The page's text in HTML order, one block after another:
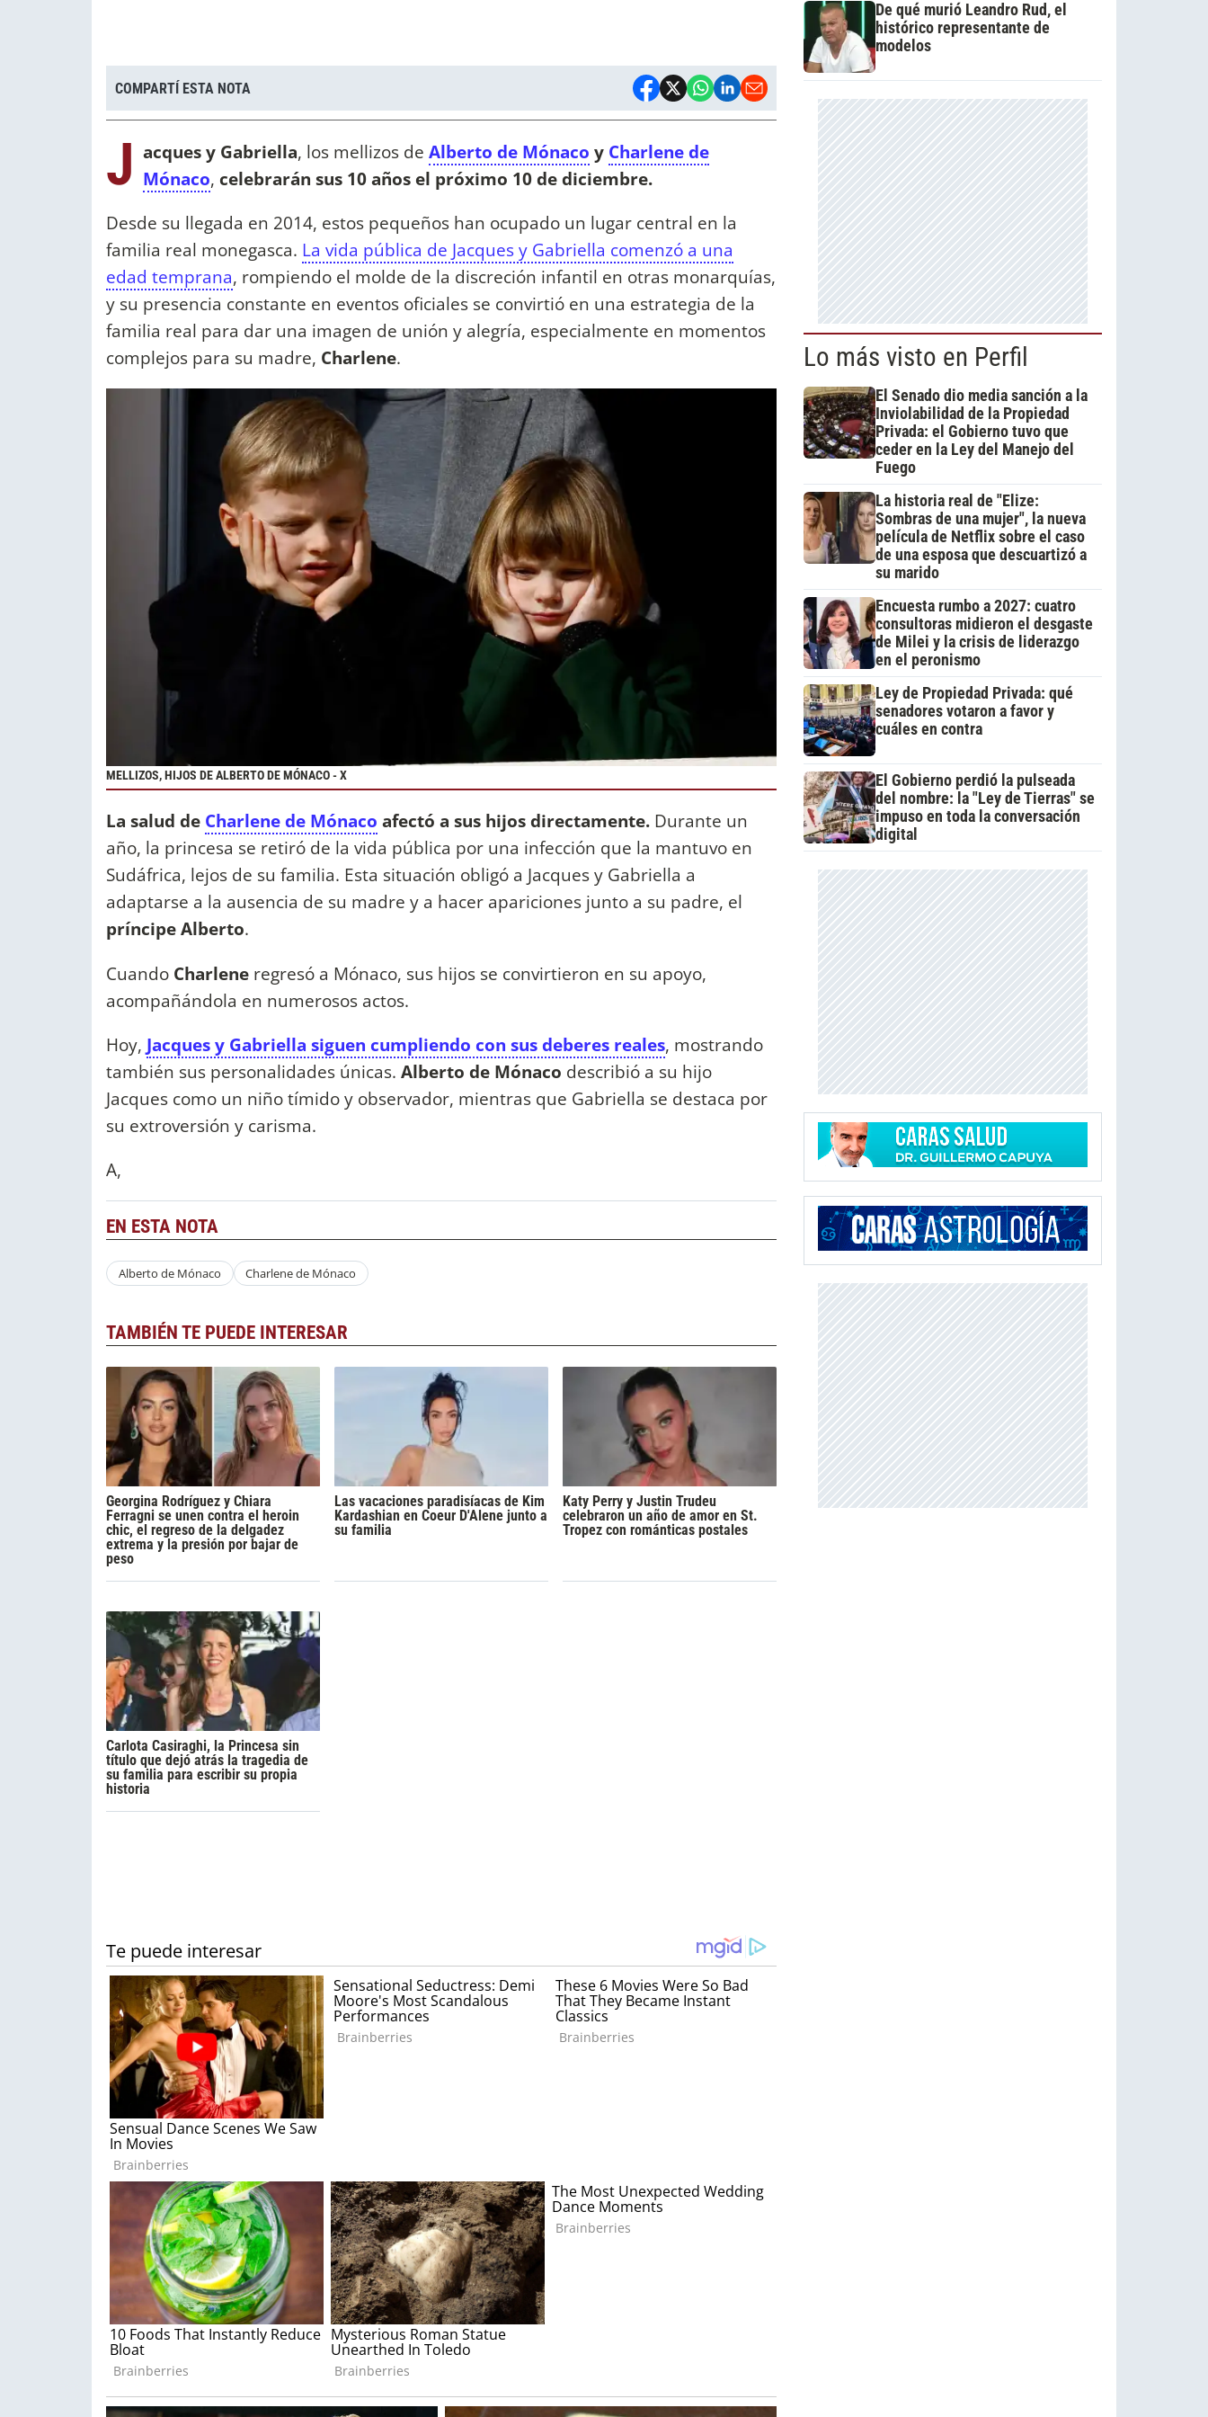
COMPARTÍ ESTA NOTA
J acques y Gabriella, los mellizos de Alberto de Mónaco y Charlene de
Mónaco, celebrarán sus 10 años el próximo 10 de diciembre.
Desde su llegada en 2014, estos pequeños han ocupado un lugar central en la
familia real monegasca. La vida pública de Jacques y Gabriella comenzó a una
edad temprana, rompiendo el molde de la discreción infantil en otras monarquías,
y su presencia constante en eventos oficiales se convirtió en una estrategia de la
familia real para dar una imagen de unión y alegría, especialmente en momentos
complejos para su madre, Charlene.
MELLIZOS, HIJOS DE ALBERTO DE MÓNACO - X
La salud de Charlene de Mónaco afectó a sus hijos directamente. Durante un
año, la princesa se retiró de la vida pública por una infección que la mantuvo en
Sudáfrica, lejos de su familia. Esta situación obligó a Jacques y Gabriella a
adaptarse a la ausencia de su madre y a hacer apariciones junto a su padre, el
príncipe Alberto.
Cuando Charlene regresó a Mónaco, sus hijos se convirtieron en su apoyo,
acompañándola en numerosos actos.
Hoy, Jacques y Gabriella siguen cumpliendo con sus deberes reales, mostrando
también sus personalidades únicas. Alberto de Mónaco describió a su hijo
Jacques como un niño tímido y observador, mientras que Gabriella se destaca por
su extroversión y carisma.
A,
EN ESTA NOTA
Alberto de Mónaco Charlene de Mónaco
TAMBIÉN TE PUEDE INTERESAR
Georgina Rodríguez y Chiara
Ferragni se unen contra el heroin
chic, el regreso de la delgadez
extrema y la presión por bajar de
peso
Las vacaciones paradisíacas de Kim
Kardashian en Coeur D'Alene junto a
su familia
Katy Perry y Justin Trudeu
celebraron un año de amor en St.
Tropez con románticas postales
Carlota Casiraghi, la Princesa sin
título que dejó atrás la tragedia de
su familia para escribir su propia
historia
De qué murió Leandro Rud, el
histórico representante de
modelos
Lo más visto en Perfil
El Senado dio media sanción a la
Inviolabilidad de la Propiedad
Privada: el Gobierno tuvo que
ceder en la Ley del Manejo del
Fuego
La historia real de "Elize:
Sombras de una mujer", la nueva
película de Netflix sobre el caso
de una esposa que descuartizó a
su marido
Encuesta rumbo a 2027: cuatro
consultoras midieron el desgaste
de Milei y la crisis de liderazgo
en el peronismo
Ley de Propiedad Privada: qué
senadores votaron a favor y
cuáles en contra
El Gobierno perdió la pulseada
del nombre: la "Ley de Tierras" se
impuso en toda la conversación
digital